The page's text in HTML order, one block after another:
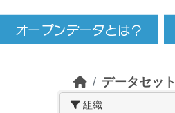
データセット
組織